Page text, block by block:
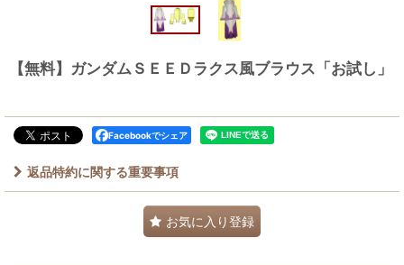
【無料】ガンダムＳＥＥＤラクス風ブラウス「お試し」
Facebookでシェア
返品特約に関する重要事項
お気に入り登録